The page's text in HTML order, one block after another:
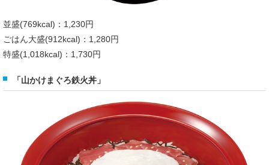
並盛(769kcal)：1,230円
ごはん大盛(912kcal)：1,280円
特盛(1,018kcal)：1,730円
「山かけまぐろ鉄火丼」